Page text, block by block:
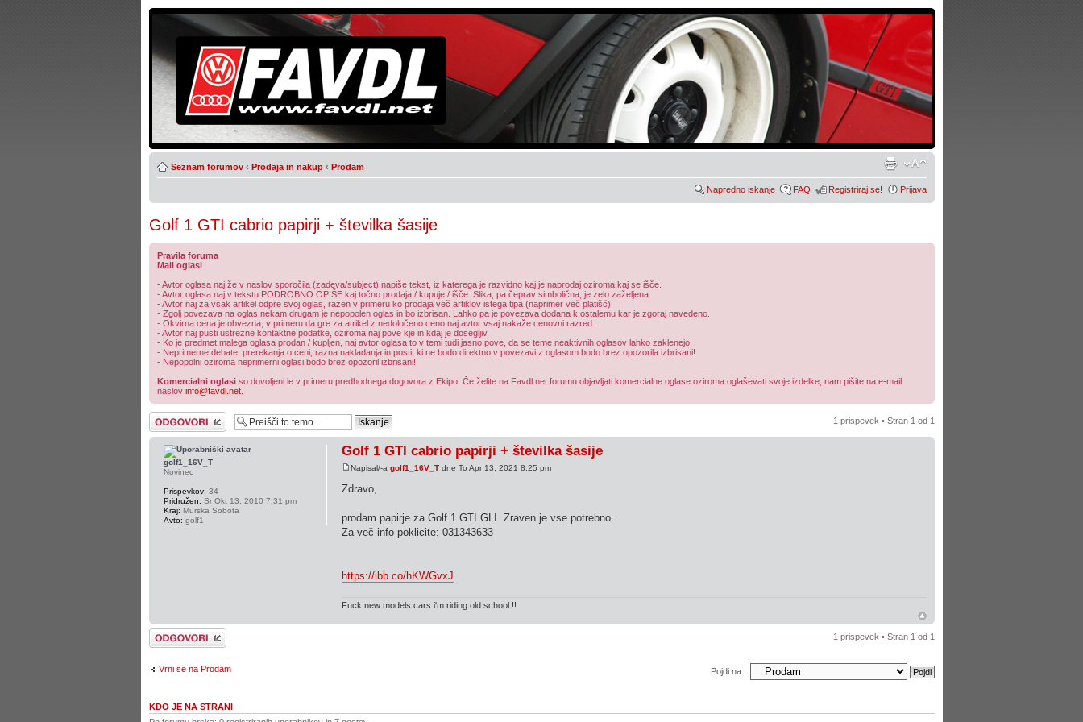
Seznam forumov ‹ Prodaja in nakup ‹ Prodam
Napredno iskanje FAQ Registriraj se! Prijava
Golf 1 GTI cabrio papirji + številka šasije
Pravila foruma
Mali oglasi
- Avtor oglasa naj že v naslov sporočila (zadeva/subject) napiše tekst, iz katerega je razvidno kaj je naprodaj oziroma kaj se išče.
- Avtor oglasa naj v tekstu PODROBNO OPIŠE kaj točno prodaja / kupuje / išče. Slika, pa čeprav simbolična, je zelo zaželjena.
- Avtor naj za vsak artikel odpre svoj oglas, razen v primeru ko prodaja več artiklov istega tipa (naprimer več platišč).
- Zgolj povezava na oglas nekam drugam je nepopolen oglas in bo izbrisan. Lahko pa je povezava dodana k ostalemu kar je zgoraj navedeno.
- Okvirna cena je obvezna, v primeru da gre za atrikel z nedoločeno ceno naj avtor vsaj nakaže cenovni razred.
- Avtor naj pusti ustrezne kontaktne podatke, oziroma naj pove kje in kdaj je dosegljiv.
- Ko je predmet malega oglasa prodan / kupljen, naj avtor oglasa to v temi tudi jasno pove, da se teme neaktivnih oglasov lahko zaklenejo.
- Neprimerne debate, prerekanja o ceni, razna nakladanja in posti, ki ne bodo direktno v povezavi z oglasom bodo brez opozorila izbrisani!
- Nepopolni oziroma neprimerni oglasi bodo brez opozoril izbrisani!
Komercialni oglasiso dovoljeni le v primeru predhodnega dogovora z Ekipo. Če želite na Favdl.net forumu objavljati komercialne oglase oziroma oglaševati svoje izdelke, nam pišite na e-mail
naslov info@favdl.net.
Napiši odgovor 1 prispevek • Stran 1 od 1
Golf 1 GTI cabrio papirji + številka šasije
Napisal/-a golf1_16V_Tdne To Apr 13, 2021 8:25 pm
Zdravo,
prodam papirje za Golf 1 GTI GLI. Zraven je vse potrebno.
Za več info poklicite: 031343633
https://ibb.co/hKWGvxJ
Fuck new models cars i'm riding old school !!
golf1_16V_T
Novinec
Prispevkov: 34
Pridružen: Sr Okt 13, 2010 7:31 pm
Kraj: Murska Sobota
Avto: golf1
Napiši odgovor 1 prispevek • Stran 1 od 1
Vrni se na Prodam Pojdi na:
KDO JE NA STRANI